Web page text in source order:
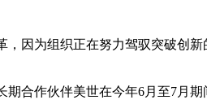
因为组织正在努力驾驭突破创
合作伙伴美世在今年6月至7月